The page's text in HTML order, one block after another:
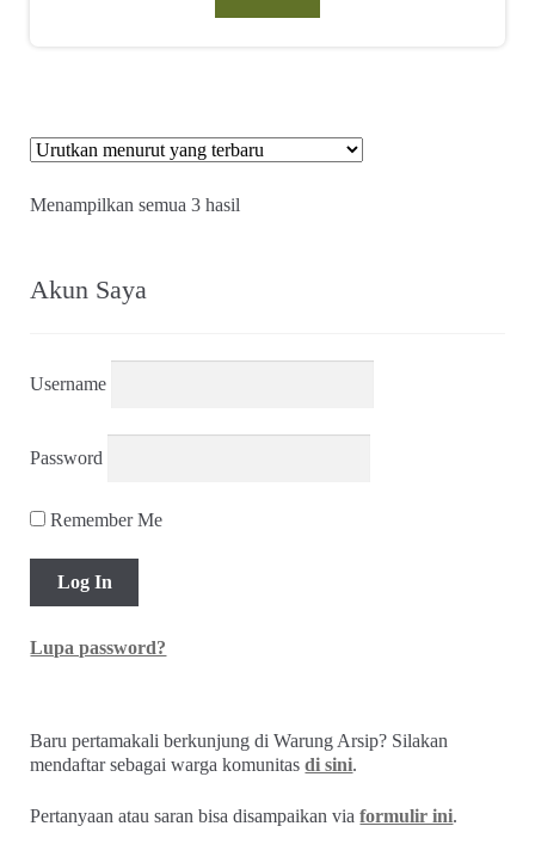
Menampilkan semua 3 hasil
Akun Saya
Username
Password
Remember Me
Lupa password?
Baru pertamakali berkunjung di Warung Arsip? Silakan
mendaftar sebagai warga komunitasdi sini.
Pertanyaan atau saran bisa disampaikan viaformulir ini.